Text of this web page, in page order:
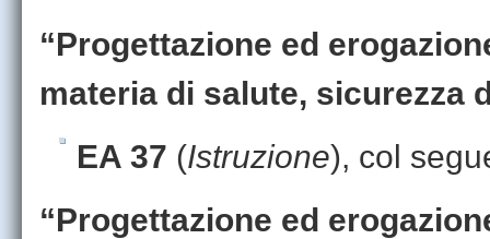
“Progettazione ed
materia di salute, sicurezza
EA 37 (Istruzione), col
“Progettazione ed